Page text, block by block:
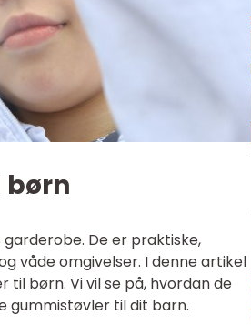
De er praktiske,
våde omgivelser. I denne artikel
børn. Vi vil se på, hvordan de
gummistøvler til dit barn.